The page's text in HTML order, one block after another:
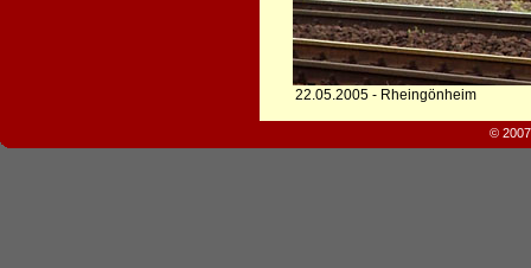
22.05.2005 - Rheingönheim
©